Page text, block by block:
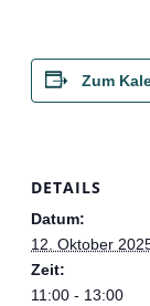
Zum
DETAILS
Datum:
12. Oktober
Zeit:
11:00 - 13:00